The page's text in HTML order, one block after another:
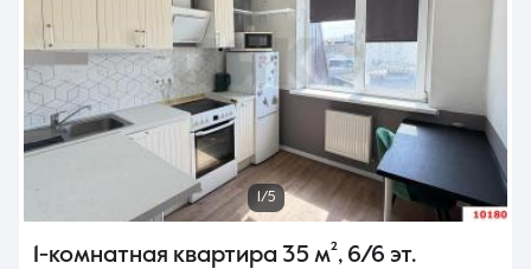
1/5
1-комнатная квартира 35 м², 6/6 эт.